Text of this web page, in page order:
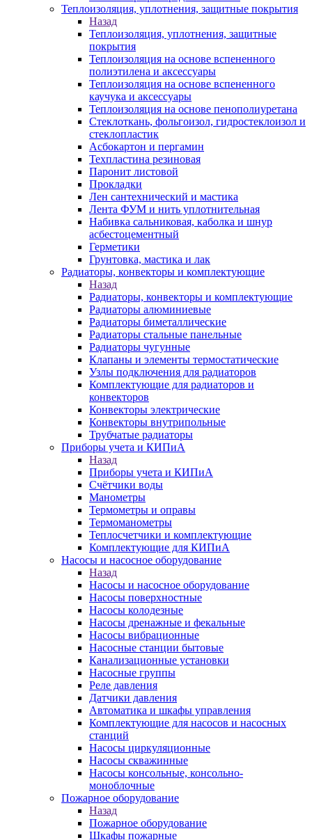
Теплоизоляция, уплотнения, защитные покрытия
Назад
Теплоизоляция, уплотнения, защитные
покрытия
Теплоизоляция на основе вспененного
полиэтилена и аксессуары
Теплоизоляция на основе вспененного
каучука и аксессуары
Теплоизоляция на основе пенополиуретана
Стеклоткань, фольгоизол, гидростеклоизол и
стеклопластик
Асбокартон и пергамин
Техпластина резиновая
Паронит листовой
Прокладки
Лен сантехнический и мастика
Лента ФУМ и нить уплотнительная
Набивка сальниковая, каболка и шнур
асбестоцементный
Герметики
Грунтовка, мастика и лак
Радиаторы, конвекторы и комплектующие
Назад
Радиаторы, конвекторы и комплектующие
Радиаторы алюминиевые
Радиаторы биметаллические
Радиаторы стальные панельные
Радиаторы чугунные
Клапаны и элементы термостатические
Узлы подключения для радиаторов
Комплектующие для радиаторов и
конвекторов
Конвекторы электрические
Конвекторы внутрипольные
Трубчатые радиаторы
Приборы учета и КИПиА
Назад
Приборы учета и КИПиА
Счётчики воды
Манометры
Термометры и оправы
Термоманометры
Теплосчетчики и комплектующие
Комплектующие для КИПиА
Насосы и насосное оборудование
Назад
Насосы и насосное оборудование
Насосы поверхностные
Насосы колодезные
Насосы дренажные и фекальные
Насосы вибрационные
Насосные станции бытовые
Канализационные установки
Насосные группы
Реле давления
Датчики давления
Автоматика и шкафы управления
Комплектующие для насосов и насосных
станций
Насосы циркуляционные
Насосы скважинные
Насосы консольные, консольно-
моноблочные
Пожарное оборудование
Назад
Пожарное оборудование
Шкафы пожарные